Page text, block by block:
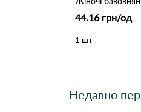
44.16 грн/од
1 шт
Недавно